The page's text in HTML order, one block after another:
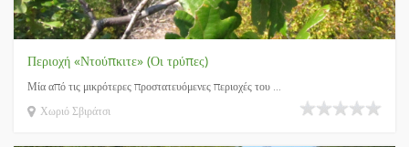
Περιοχή «Ντούπκιτε» (Οι τρύπες)
Μία από τις μικρότερες προστατευόμενες περιοχές του ...
Χωριό Σβιράτσι